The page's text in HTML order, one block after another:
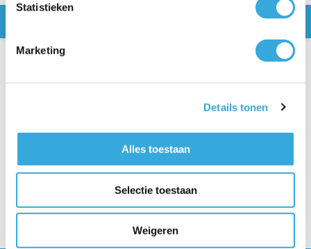
Statistieken
Marketing
Details tonen
Alles toestaan
Selectie toestaan
Weigeren
Snel naar
Artikelnummer
Uitleg SWC-77-I
Maat leidinggoot 77 mm